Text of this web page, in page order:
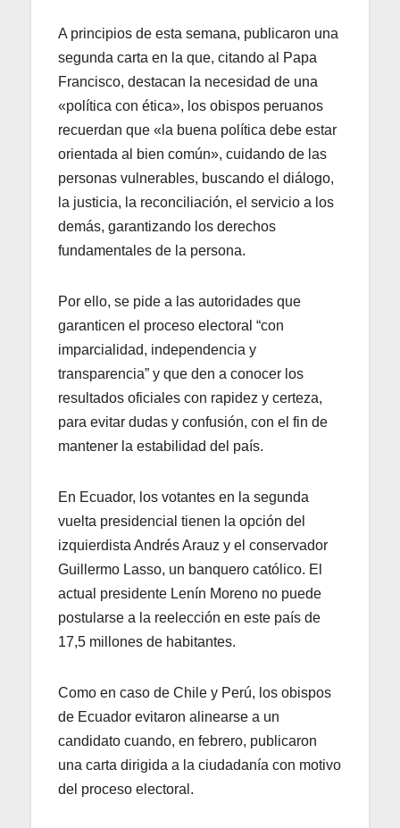
A principios de esta semana, publicaron una
segunda carta en la que, citando al Papa
Francisco, destacan la necesidad de una
«política con ética», los obispos peruanos
recuerdan que «la buena política debe estar
orientada al bien común», cuidando de las
personas vulnerables, buscando el diálogo,
la justicia, la reconciliación, el servicio a los
demás, garantizando los derechos
fundamentales de la persona.
Por ello, se pide a las autoridades que
garanticen el proceso electoral “con
imparcialidad, independencia y
transparencia” y que den a conocer los
resultados oficiales con rapidez y certeza,
para evitar dudas y confusión, con el fin de
mantener la estabilidad del país.
En Ecuador, los votantes en la segunda
vuelta presidencial tienen la opción del
izquierdista Andrés Arauz y el conservador
Guillermo Lasso, un banquero católico. El
actual presidente Lenín Moreno no puede
postularse a la reelección en este país de
17,5 millones de habitantes.
Como en caso de Chile y Perú, los obispos
de Ecuador evitaron alinearse a un
candidato cuando, en febrero, publicaron
una carta dirigida a la ciudadanía con motivo
del proceso electoral.